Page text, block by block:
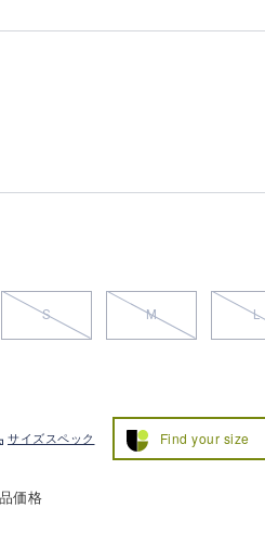
S M L
サイズスペック Find your size
価格